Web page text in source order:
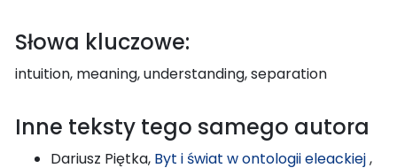
Słowa kluczowe:
intuition, meaning, understanding, separation
Inne teksty tego samego autora
Dariusz Piętka, Byt i świat w ontologii eleackiej,